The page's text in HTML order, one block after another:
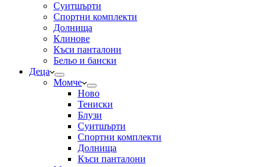
Суитшърти
Спортни комплекти
Долнища
Клинове
Къси панталони
Бельо и бански
Деца
Момче
Ново
Тениски
Блузи
Суитшърти
Спортни комплекти
Долнища
Къси панталони